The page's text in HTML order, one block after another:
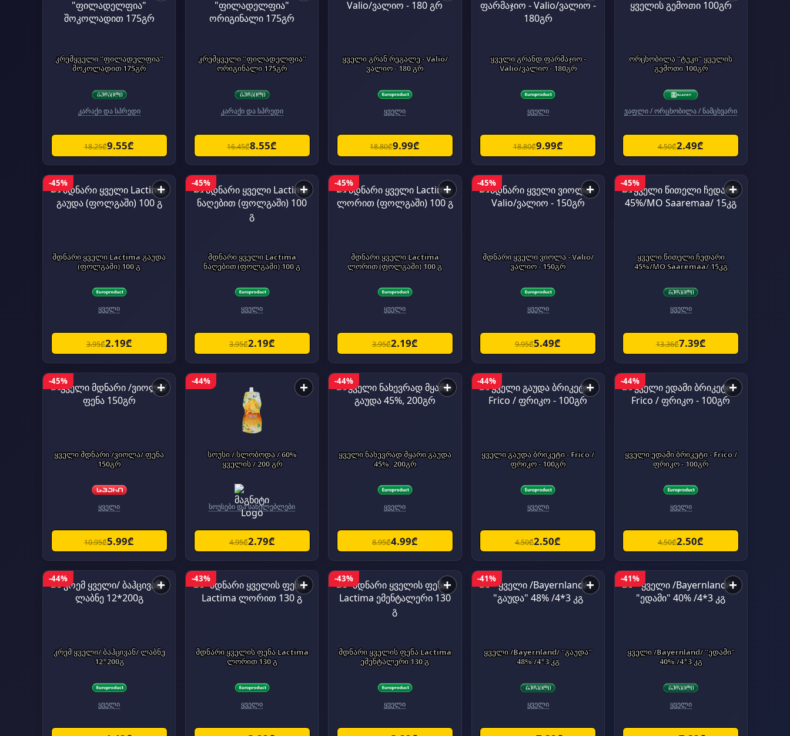
კრემყველი "ფილადელფია"
შოკოლადით 175გრ
კარაქი და სპრედი
18.25₾9.55₾
კრემყველი "ფილადელფია"
ორიგინალი 175გრ
კარაქი და სპრედი
16.45₾8.55₾
ყველი გრან რეგალე - Valio/
ვალიო - 180 გრ
ყველი
18.80₾9.99₾
ყველი გრანდ ფარმაჯიო -
Valio/ვალიო - 180გრ
ყველი
18.80₾9.99₾
ორცხობილა "ტუკი" ყველის
გემოთი 100გრ
ვაფლი / ორცხობილა / ნამცხვარი
4.50₾2.49₾
-45% +
მდნარი ყველი Lactima გაუდა
(ფოლგაში) 100 გ
ყველი
3.95₾2.19₾
-45% +
მდნარი ყველი Lactima
ნაღებით (ფოლგაში) 100 გ
ყველი
3.95₾2.19₾
-45% +
მდნარი ყველი Lactima
ლორით (ფოლგაში) 100 გ
ყველი
3.95₾2.19₾
-45% +
მდნარი ყველი ვიოლა - Valio/
ვალიო - 150გრ
ყველი
9.95₾5.49₾
-45% +
ყველი წითელი ჩედარი
45%/MO Saaremaa/ 15კგ
ყველი
13.36₾7.39₾
-45% +
ყველი მდნარი /ვიოლა/ ფენა
150გრ
ყველი
10.95₾5.99₾
-44% +
სოუსი / სლობოდა / 60%
ყველის / 200 გრ
სოუსები და სანელებლები
4.95₾2.79₾
-44% +
ყველი ნახევრად მყარი გაუდა
45%, 200გრ
ყველი
8.95₾4.99₾
-44% +
ყველი გაუდა ბრიკეტი - Frico /
ფრიკო - 100გრ
ყველი
4.50₾2.50₾
-44% +
ყველი ედამი ბრიკეტი - Frico /
ფრიკო - 100გრ
ყველი
4.50₾2.50₾
-44% +
კრემ ყველი/ ბაჰცივან/ ლაბნე
12*200გ
ყველი
-43% +
მდნარი ყველის ფენა Lactima
ლორით 130 გ
ყველი
-43% +
მდნარი ყველის ფენა Lactima
ემენტალერი 130 გ
ყველი
-41% +
ყველი /Bayernland/ "გაუდა"
48% /4*3 კგ
ყველი
-41% +
ყველი /Bayernland/ "ედამი"
40% /4*3 კგ
ყველი